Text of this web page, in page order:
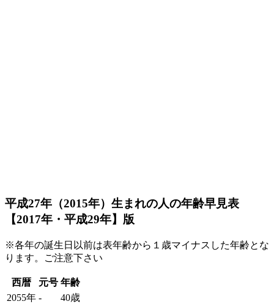
平成27年（2015年）生まれの人の年齢早見表
【2017年・平成29年】版
※各年の誕生日以前は表年齢から１歳マイナスした年齢とな
ります。ご注意下さい
西暦 元号 年齢
2055年 -
40歳